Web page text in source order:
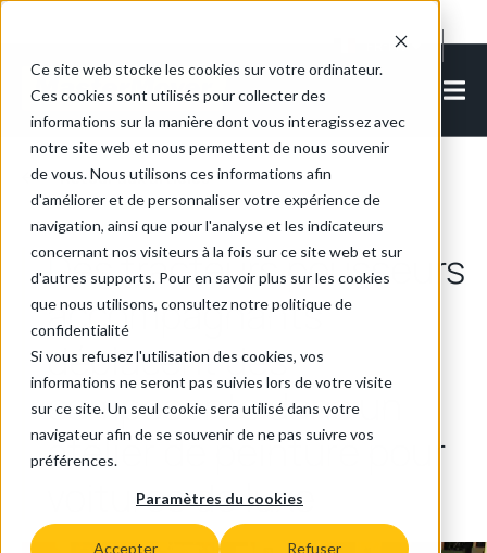
Ce site web stocke les cookies sur votre ordinateur.
Ces cookies sont utilisés pour collecter des
informations sur la manière dont vous interagissez avec
notre site web et nous permettent de nous souvenir
de vous. Nous utilisons ces informations afin
d'améliorer et de personnaliser votre expérience de
navigation, ainsi que pour l'analyse et les indicateurs
concernant nos visiteurs à la fois sur ce site web et sur
d'autres supports. Pour en savoir plus sur les cookies
que nous utilisons, consultez notre politique de
confidentialité
Si vous refusez l'utilisation des cookies, vos
informations ne seront pas suivies lors de votre visite
sur ce site. Un seul cookie sera utilisé dans votre
navigateur afin de se souvenir de ne pas suivre vos
préférences.
Paramètres du cookies
Accepter Refuser
FR-FR
Retour aux articles
Des tracteurs pousseurs
accompagnants
déplacent des
composants dans un
atelier de peinture pour
voitures de luxe